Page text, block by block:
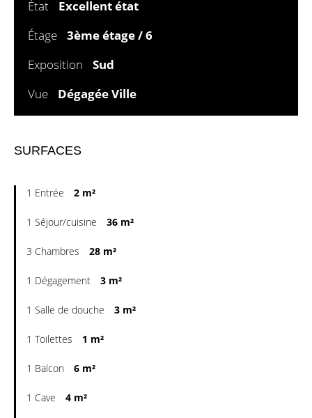
État
Excellent état
Étage
3ème étage / 6
Exposition
Sud
Vue
Dégagée Ville
SURFACES
1 Entrée 2 m²
1 Séjour/cuisine 36 m²
3 Chambres 28 m²
1 Dégagement 3 m²
1 Salle de douche 3 m²
1 Toilettes 1 m²
1 Balcon 6 m²
1 Cave 4 m²